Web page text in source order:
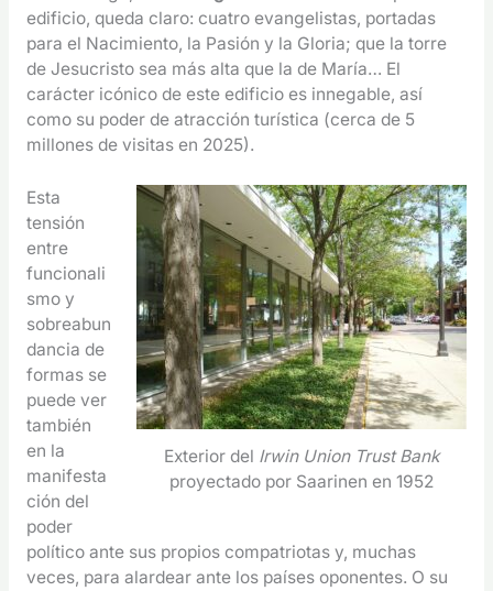
edificio, queda claro: cuatro evangelistas, portadas
para el Nacimiento, la Pasión y la Gloria; que la torre
de Jesucristo sea más alta que la de María… El
carácter icónico de este edificio es innegable, así
como su poder de atracción turística (cerca de 5
millones de visitas en 2025).
Exterior del Irwin Union Trust Bank
proyectado por Saarinen en 1952
Esta
tensión
entre
funcionali
smo y
sobreabun
dancia de
formas se
puede ver
también
en la
manifesta
ción del
poder
político ante sus propios compatriotas y, muchas
veces, para alardear ante los países oponentes. O su